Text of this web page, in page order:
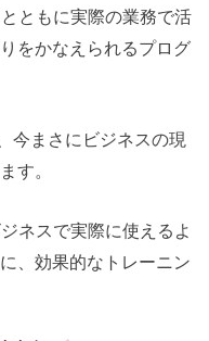
ともに実際の業務で活
をかなえられるプログ
今まさにビジネスの現
す。
ネスで実際に使えるよ
、効果的なトレーニン